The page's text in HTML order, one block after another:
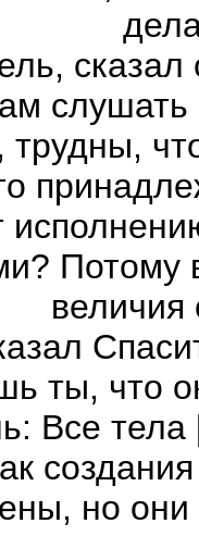
величия
ты, что
Все тела
но они